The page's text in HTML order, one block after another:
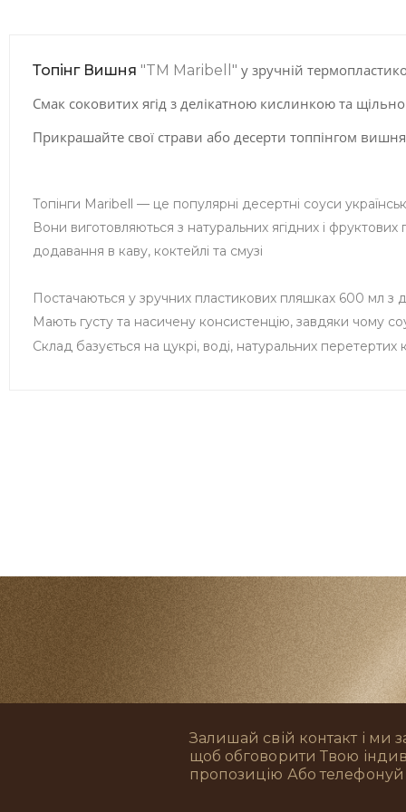
Топінг Вишня "TM Maribell" у зручній
Смак соковитих ягід з делікатною кислинкою та
Прикрашайте свої страви або десерти топпінгом вишня
Топінги Maribell — це популярні десертні соуси
Вони виготовляються з натуральних ягідних і
додавання в каву, коктейлі та смузі
Постачаються у зручних пластикових пляшках 600 мл з
Мають густу та насичену консистенцію, завдяки чому
Склад базується на цукрі, воді, натуральних
Залишай свій контакт і ми
щоб обговорити Твою
пропозицію Або